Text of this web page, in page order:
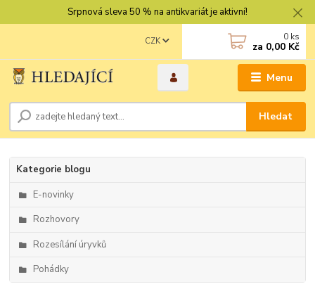
Srpnová sleva 50 % na antikvariát je aktivní!
Menu
CZK
Hledat
0 ks
za 0,00 Kč
Kategorie blogu
E-novinky
Rozhovory
Rozesílání úryvků
Pohádky